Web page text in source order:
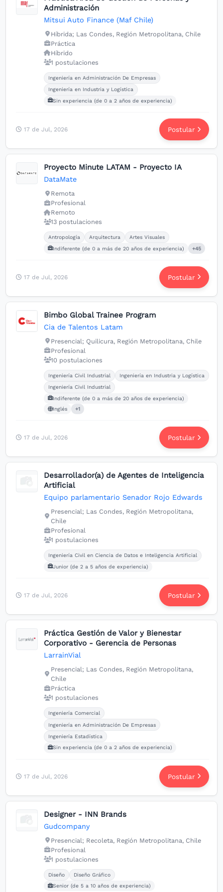
Administración
Mitsui Auto Finance (Maf Chile)
Híbrida; Las Condes, Región Metropolitana, Chile
Práctica
Híbrido
1 postulaciones
Carreras buscadas:
Ingeniería en Administración De Empresas
Ingeniería en Industria y Logística
Sin experiencia (de 0 a 2 años de experiencia)
17 de Jul, 2026 Postular
Proyecto Minute LATAM - Proyecto IA
DataMate
Remota
Profesional
Remoto
13 postulaciones
Carreras buscadas:
Antropología Arquitectura
Artes Visuales
Indiferente (de 0 a más de 20 años de experiencia)
+45
17 de Jul, 2026 Postular
Bimbo Global Trainee Program
Cia de Talentos Latam
Presencial; Quilicura, Región Metropolitana, Chile
Profesional
10 postulaciones
Carreras buscadas:
Ingeniería Civil Industrial
Ingeniería en Industria y Logística
Ingeniería Civil Industrial
Indiferente (de 0 a más de 20 años de experiencia)
Idiomas buscados:
Inglés +1
17 de Jul, 2026 Postular
Desarrollador(a) de Agentes de Inteligencia
Artificial
Equipo parlamentario Senador Rojo Edwards
Presencial; Las Condes, Región Metropolitana,
Chile
Profesional
1 postulaciones
Carreras buscadas:
Ingeniería Civil en Ciencia de Datos e Inteligencia Artificial
Junior (de 2 a 5 años de experiencia)
17 de Jul, 2026 Postular
Práctica Gestión de Valor y Bienestar
Corporativo - Gerencia de Personas
LarrainVial
Presencial; Las Condes, Región Metropolitana,
Chile
Práctica
1 postulaciones
Carreras buscadas:
Ingeniería Comercial
Ingeniería en Administración De Empresas
Ingeniería Estadística
Sin experiencia (de 0 a 2 años de experiencia)
17 de Jul, 2026 Postular
Designer - INN Brands
Gudcompany
Presencial; Recoleta, Región Metropolitana, Chile
Profesional
1 postulaciones
Carreras buscadas:
Diseño
Diseño Gráfico
Senior (de 5 a 10 años de experiencia)